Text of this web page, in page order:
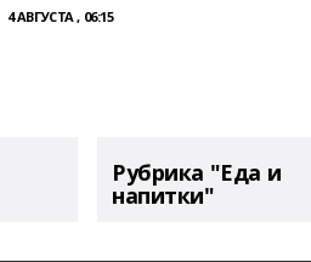
4 АВГУСТА , 06:15
Рубрика "Еда и
напитки"